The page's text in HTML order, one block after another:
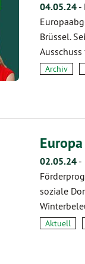
04.05.24 -
Brüssel.
Archiv
02.05.24 -
soziale
Aktuell